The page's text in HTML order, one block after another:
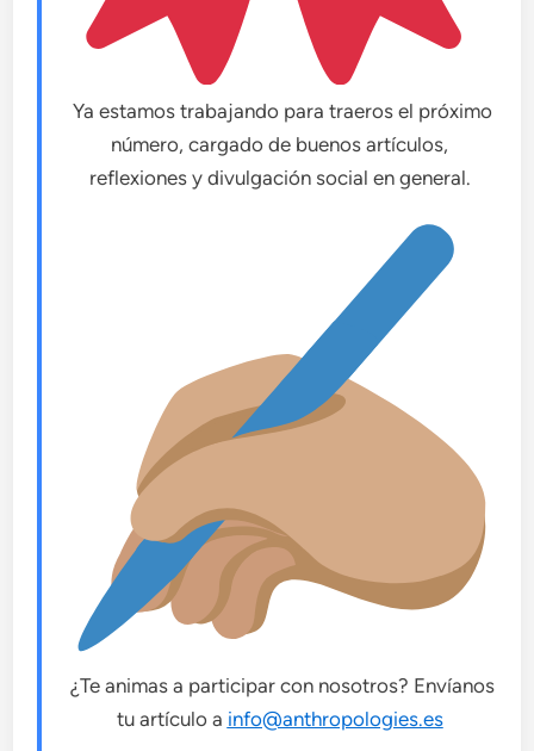
Ya estamos trabajando para traeros el próximo
número, cargado de buenos artículos,
reflexiones y divulgación social en general.
¿Te animas a participar con nosotros? Envíanos
tu artículo a info@anthropologies.es